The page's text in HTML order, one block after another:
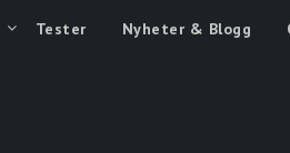
Tester Nyheter & Blogg